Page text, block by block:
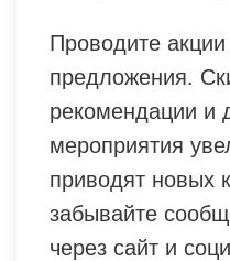
Проводите
предложения.
рекомендации и
мероприятия
приводят новых
забывайте
через сайт и